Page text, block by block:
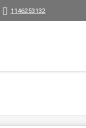
1146253132